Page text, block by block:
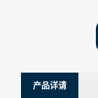
产品详请